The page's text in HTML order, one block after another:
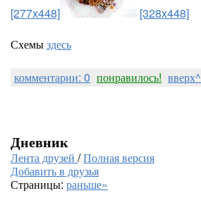
[277x448]
[328x448]
Схемыздесь
комментарии: 0 понравилось! вверх^
Дневник
Лента друзей /Полная версия
Добавить в друзья
Страницы: раньше»